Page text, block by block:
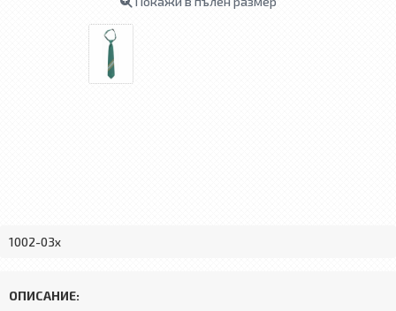
1002-03x
ОПИСАНИЕ: